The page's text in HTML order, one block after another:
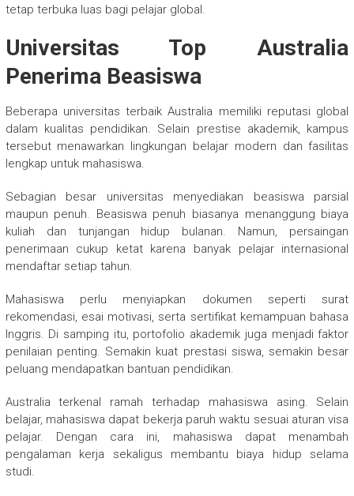
tetap terbuka luas bagi pelajar global.
Universitas Top Australia
Penerima Beasiswa
Beberapa universitas terbaik Australia memiliki reputasi global
dalam kualitas pendidikan. Selain prestise akademik, kampus
tersebut menawarkan lingkungan belajar modern dan fasilitas
lengkap untuk mahasiswa.
Sebagian besar universitas menyediakan beasiswa parsial
maupun penuh. Beasiswa penuh biasanya menanggung biaya
kuliah dan tunjangan hidup bulanan. Namun, persaingan
penerimaan cukup ketat karena banyak pelajar internasional
mendaftar setiap tahun.
Mahasiswa perlu menyiapkan dokumen seperti surat
rekomendasi, esai motivasi, serta sertifikat kemampuan bahasa
Inggris. Di samping itu, portofolio akademik juga menjadi faktor
penilaian penting. Semakin kuat prestasi siswa, semakin besar
peluang mendapatkan bantuan pendidikan.
Australia terkenal ramah terhadap mahasiswa asing. Selain
belajar, mahasiswa dapat bekerja paruh waktu sesuai aturan visa
pelajar. Dengan cara ini, mahasiswa dapat menambah
pengalaman kerja sekaligus membantu biaya hidup selama
studi.